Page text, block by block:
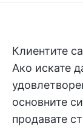
Клиентите
Ако искате
основните
продавате